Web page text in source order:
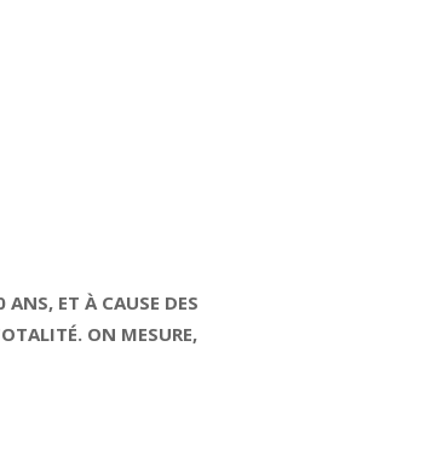
ANS, ET À CAUSE DES
ON MESURE,